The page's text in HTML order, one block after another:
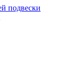
подвески